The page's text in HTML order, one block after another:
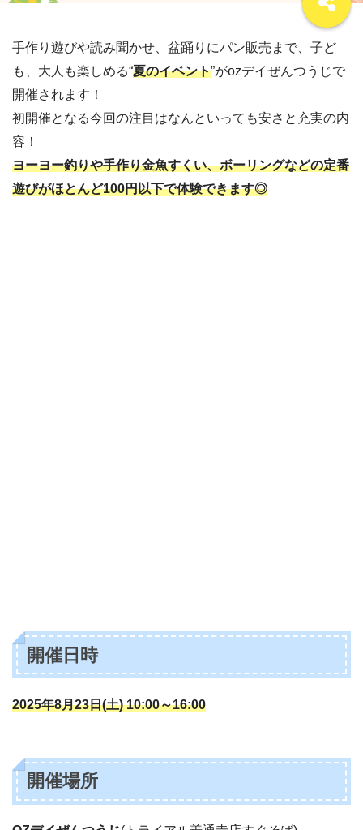
手作り遊びや読み聞かせ、盆踊りにパン販売まで、子ど
も、大人も楽しめる“夏のイベント”がozデイぜんつうじで
開催されます！
初開催となる今回の注目はなんといっても安さと充実の内
容！
ヨーヨー釣りや手作り金魚すくい、ボーリングなどの定番
遊びがほとんど100円以下で体験できます◎
開催日時
2025年8月23日(土) 10:00～16:00
開催場所